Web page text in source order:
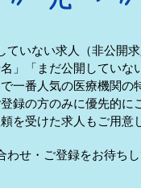
ていない求人（非公開求
名」「まだ公開していな
で一番人気の医療機関の
録の方のみに優先的に
を受けた求人もご用意
わせ・ご登録をお待ちし